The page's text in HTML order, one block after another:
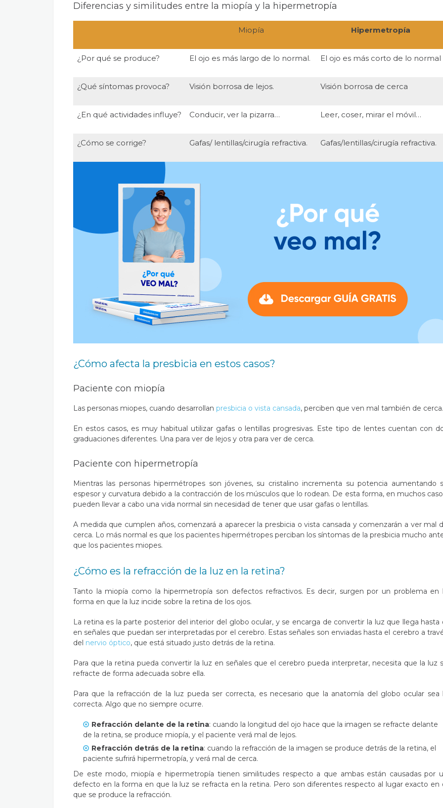
Diferencias y similitudes entre la miopía y la hipermetropía
Miopía Hipermetropía
¿Por qué se produce? El ojo es más largo de lo normal. El ojo es más corto de lo normal
¿Qué síntomas provoca? Visión borrosa de lejos. Visión borrosa de cerca
¿En qué actividades influye? Conducir, ver la pizarra… Leer, coser, mirar el móvil…
¿Cómo se corrige? Gafas/ lentillas/cirugía refractiva. Gafas/lentillas/cirugía refractiva.
¿Cómo afecta la presbicia en estos casos?
Paciente con miopía
Las personas miopes, cuando desarrollan presbicia o vista cansada, perciben que ven mal también de cerca.
En estos casos, es muy habitual utilizar gafas o lentillas progresivas. Este tipo de lentes cuentan con
graduaciones diferentes. Una para ver de lejos y otra para ver de cerca.
Paciente con hipermetropía
Mientras las personas hipermétropes son jóvenes, su cristalino incrementa su potencia aumentando
espesor y curvatura debido a la contracción de los músculos que lo rodean. De esta forma, en muchos
pueden llevar a cabo una vida normal sin necesidad de tener que usar gafas o lentillas.
A medida que cumplen años, comenzará a aparecer la presbicia o vista cansada y comenzarán a ver mal
cerca. Lo más normal es que los pacientes hipermétropes perciban los síntomas de la presbicia mucho
que los pacientes miopes.
¿Cómo es la refracción de la luz en la retina?
Tanto la miopía como la hipermetropía son defectos refractivos. Es decir, surgen por un problema en
forma en que la luz incide sobre la retina de los ojos.
La retina es la parte posterior del interior del globo ocular, y se encarga de convertir la luz que llega hasta
en señales que puedan ser interpretadas por el cerebro. Estas señales son enviadas hasta el cerebro a
del nervio óptico, que está situado justo detrás de la retina.
Para que la retina pueda convertir la luz en señales que el cerebro pueda interpretar, necesita que la luz
refracte de forma adecuada sobre ella.
Para que la refracción de la luz pueda ser correcta, es necesario que la anatomía del globo ocular sea
correcta. Algo que no siempre ocurre.
Refracción delante de la retina: cuando la longitud del ojo hace que la imagen se refracte delante
de la retina, se produce miopía, y el paciente verá mal de lejos.
Refracción detrás de la retina: cuando la refracción de la imagen se produce detrás de la retina, el
paciente sufrirá hipermetropía, y verá mal de cerca.
De este modo, miopía e hipermetropía tienen similitudes respecto a que ambas están causadas por
defecto en la forma en que la luz se refracta en la retina. Pero son diferentes respecto al lugar exacto en
que se produce la refracción.